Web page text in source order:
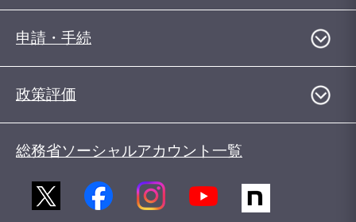
申請・手続
政策評価
総務省ソーシャルアカウント一覧